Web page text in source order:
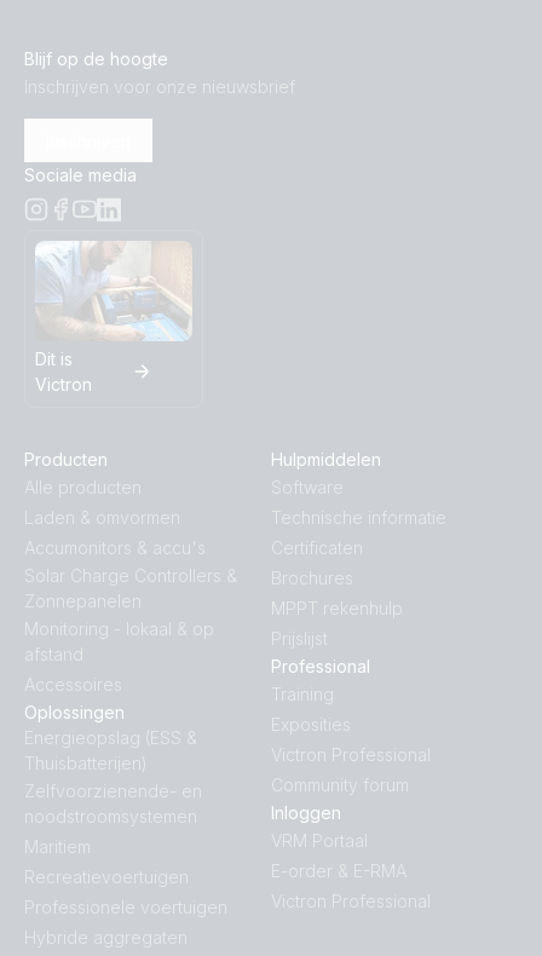
Blijf op de hoogte
Inschrijven voor onze nieuwsbrief
Sociale media
Dit is
Victron
Producten
Alle producten
Laden & omvormen
Accumonitors & accu's
Solar Charge Controllers &
Zonnepanelen
Monitoring - lokaal & op
afstand
Accessoires
Oplossingen
Energieopslag (ESS &
Thuisbatterijen)
Zelfvoorzienende- en
noodstroomsystemen
Maritiem
Recreatievoertuigen
Professionele voertuigen
Hybride aggregaten
Hulpmiddelen
Software
Technische informatie
Certificaten
Brochures
MPPT rekenhulp
Prijslijst
Professional
Training
Exposities
Victron Professional
Community forum
Inloggen
VRM Portaal
E-order & E-RMA
Victron Professional